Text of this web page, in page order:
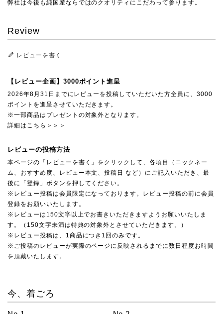
弊社は今後も純国産ならではのクオリティにこだわって参ります。
Review
レビューを書く
【レビュー企画】3000ポイント進呈
2026年8月31日までにレビューを投稿していただいた方全員に、3000
ポイントを進呈させていただきます。
※一部商品はプレゼントの対象外となります。
詳細はこちら＞＞＞
レビューの投稿方法
本ページの「レビューを書く」をクリックして、各項目（ニックネー
ム、おすすめ度、レビュー本文、投稿日 など）にご記入いただき、最
後に「登録」ボタンを押してください。
※レビュー投稿は会員限定になっております。レビュー投稿の前に会員
登録をお願いいたします。
※レビューは150文字以上でお書きいただきますようお願いいたしま
す。（150文字未満は特典の対象外とさせていただきます。）
※レビュー投稿は、1商品につき1回のみです。
※ご投稿のレビューが実際のページに反映されるまでに数日程度お時間
を頂戴いたします。
今、着ごろ